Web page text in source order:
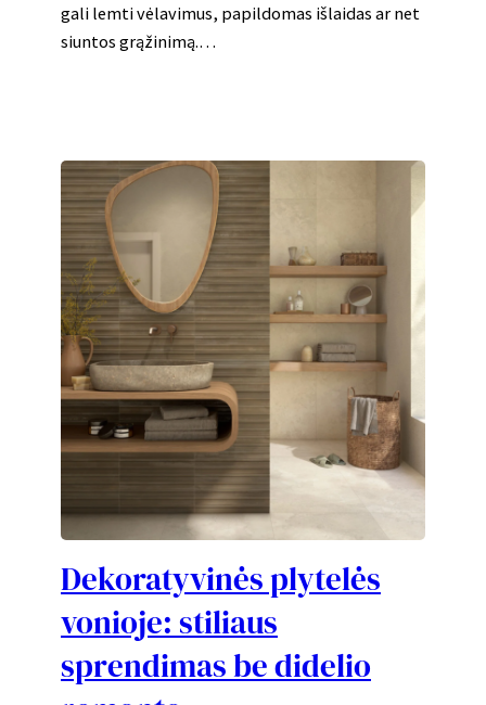
gali lemti vėlavimus, papildomas išlaidas ar net
siuntos grąžinimą.…
Dekoratyvinės plytelės
vonioje: stiliaus
sprendimas be didelio